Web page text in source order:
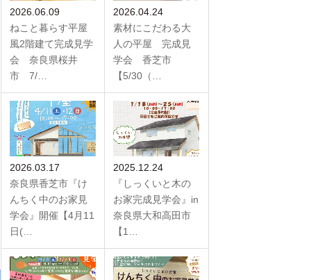
2026.06.09
ねこと暮らす平屋
風2階建て完成見学
会 奈良県桜井
市 7/…
2026.04.24
素材にこだわる大
人の平屋 完成見
学会 香芝市
【5/30（…
2026.03.17
奈良県香芝市『け
んちく中のお家見
学会』開催【4月11
日(…
2025.12.24
『しっくいと木の
お家完成見学会』in
奈良県大和高田市
【1…